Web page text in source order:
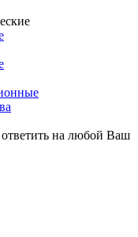
на любой Ваш